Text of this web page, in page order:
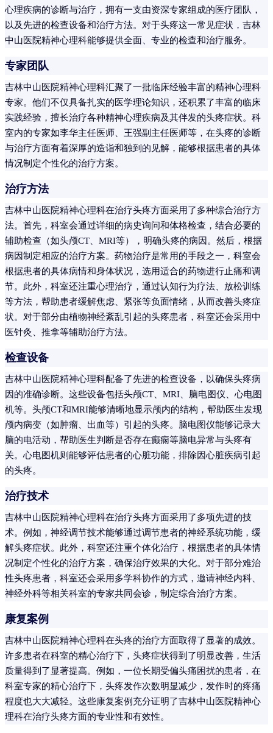
心理疾病的诊断与治疗，拥有一支由资深专家组成的医疗团队，
以及先进的检查设备和治疗方法。对于头疼这一常见症状，吉林
中山医院精神心理科能够提供全面、专业的检查和治疗服务。
专家团队
吉林中山医院精神心理科汇聚了一批临床经验丰富的精神心理科
专家。他们不仅具备扎实的医学理论知识，还积累了丰富的临床
实践经验，擅长治疗各种精神心理疾病及其伴发的头疼症状。科
室内的专家如李华主任医师、王强副主任医师等，在头疼的诊断
与治疗方面有着深厚的造诣和独到的见解，能够根据患者的具体
情况制定个性化的治疗方案。
治疗方法
吉林中山医院精神心理科在治疗头疼方面采用了多种综合治疗方
法。首先，科室会通过详细的病史询问和体格检查，结合必要的
辅助检查（如头颅CT、MRI等），明确头疼的病因。然后，根据
病因制定相应的治疗方案。药物治疗是常用的手段之一，科室会
根据患者的具体病情和身体状况，选用适合的药物进行止痛和调
节。此外，科室还注重心理治疗，通过认知行为疗法、放松训练
等方法，帮助患者缓解焦虑、紧张等负面情绪，从而改善头疼症
状。对于部分由植物神经紊乱引起的头疼患者，科室还会采用中
医针灸、推拿等辅助治疗方法。
检查设备
吉林中山医院精神心理科配备了先进的检查设备，以确保头疼病
因的准确诊断。这些设备包括头颅CT、MRI、脑电图仪、心电图
机等。头颅CT和MRI能够清晰地显示颅内的结构，帮助医生发现
颅内病变（如肿瘤、出血等）引起的头疼。脑电图仪能够记录大
脑的电活动，帮助医生判断是否存在癫痫等脑电异常与头疼有
关。心电图机则能够评估患者的心脏功能，排除因心脏疾病引起
的头疼。
治疗技术
吉林中山医院精神心理科在治疗头疼方面采用了多项先进的技
术。例如，神经调节技术能够通过调节患者的神经系统功能，缓
解头疼症状。此外，科室还注重个体化治疗，根据患者的具体情
况制定个性化的治疗方案，确保治疗效果的大化。对于部分难治
性头疼患者，科室还会采用多学科协作的方式，邀请神经内科、
神经外科等相关科室的专家共同会诊，制定综合治疗方案。
康复案例
吉林中山医院精神心理科在头疼的治疗方面取得了显著的成效。
许多患者在科室的精心治疗下，头疼症状得到了明显改善，生活
质量得到了显著提高。例如，一位长期受偏头痛困扰的患者，在
科室专家的精心治疗下，头疼发作次数明显减少，发作时的疼痛
程度也大大减轻。这些康复案例充分证明了吉林中山医院精神心
理科在治疗头疼方面的专业性和有效性。